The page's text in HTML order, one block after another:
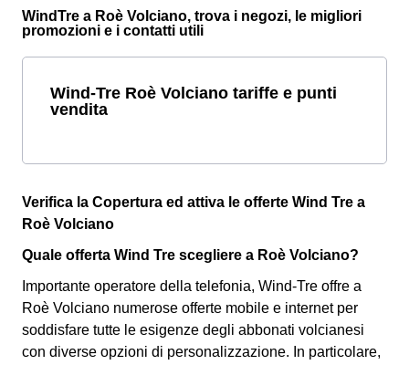
WindTre a Roè Volciano, trova i negozi, le migliori
promozioni e i contatti utili
Wind-Tre Roè Volciano tariffe e punti
vendita
Verifica la Copertura ed attiva le offerte Wind Tre a
Roè Volciano
Quale offerta Wind Tre scegliere a Roè Volciano?
Importante operatore della telefonia, Wind-Tre offre a
Roè Volciano numerose offerte mobile e internet per
soddisfare tutte le esigenze degli abbonati volcianesi
con diverse opzioni di personalizzazione. In particolare,